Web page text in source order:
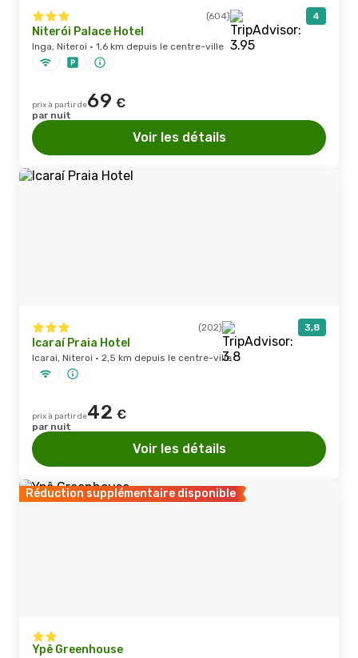
(604) 4
Niterói Palace Hotel
Inga, Niteroi · 1,6 km depuis le centre-ville
prix à partir de69 €
par nuit
Voir les détails
(202) 3,8
Icaraí Praia Hotel
Icarai, Niteroi · 2,5 km depuis le centre-ville
prix à partir de42 €
par nuit
Voir les détails
Réduction supplémentaire disponible
Ypê Greenhouse